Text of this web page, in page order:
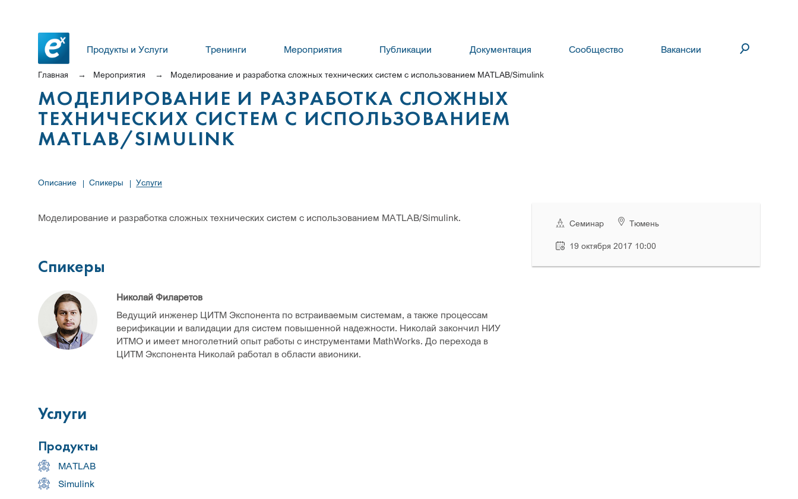
Продукты и Услуги Тренинги Мероприятия Публикации Документация Сообщество Вакансии
Главная Мероприятия Моделирование и разработка сложных технических систем с использованием MATLAB/Simulink
МОДЕЛИРОВАНИЕ И РАЗРАБОТКА СЛОЖНЫХ
ТЕХНИЧЕСКИХ СИСТЕМ С ИСПОЛЬЗОВАНИЕМ
MATLAB/SIMULINK
Описание Спикеры Услуги
Семинар Тюмень
19 октября 2017 10:00
Моделирование и разработка сложных технических систем с использованием MATLAB/Simulink.
Спикеры
Николай Филаретов
Ведущий инженер ЦИТМ Экспонента по встраиваемым системам, а также процессам
верификации и валидации для систем повышенной надежности. Николай закончил НИУ
ИТМО и имеет многолетний опыт работы с инструментами MathWorks. До перехода в
ЦИТМ Экспонента Николай работал в области авионики.
Услуги
Продукты
MATLAB
Simulink